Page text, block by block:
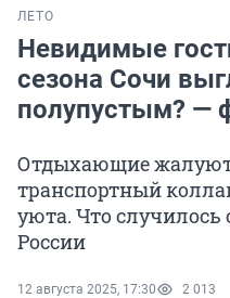
ЛЕТО
Невидимые
сезона Сочи
полупустым? —
Отдыхающие
транспортный
уюта. Что
России
12 августа 2025, 17:30 2 013